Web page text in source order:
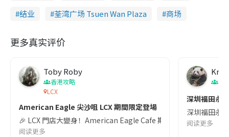
结业
荃湾广场 Tsuen Wan Plaza 商场
更多真实评价
Toby Roby
香港攻略
LCX
American Eagle 尖沙咀 LCX 期間限定登場
🎉 LCX 門店大變身！American Eagle Cafe 期間限定登場，豐
阅读更多
深
深圳福田永
深圳福田永
阅读更多